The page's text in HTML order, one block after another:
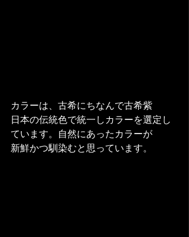
カラーは、古希にちなんで古希紫
日本の伝統色で統一しカラーを選定し
ています。自然にあったカラーが
新鮮かつ馴染むと思っています。